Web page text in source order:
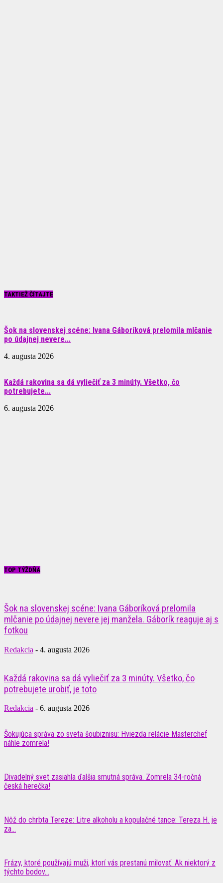
TAKTIEŽ ČÍTAJTE
Šok na slovenskej scéne: Ivana Gáboríková prelomila mlčanie
po údajnej nevere...
4. augusta 2026
Každá rakovina sa dá vyliečiť za 3 minúty. Všetko, čo
potrebujete...
6. augusta 2026
TOP TÝŽDŇA
Šok na slovenskej scéne: Ivana Gáboríková prelomila
mlčanie po údajnej nevere jej manžela. Gáborík reaguje aj s
fotkou
Redakcia - 4. augusta 2026
Každá rakovina sa dá vyliečiť za 3 minúty. Všetko, čo
potrebujete urobiť, je toto
Redakcia - 6. augusta 2026
Šokujúca správa zo sveta šoubiznisu: Hviezda relácie Masterchef
náhle zomrela!
Divadelný svet zasiahla ďalšia smutná správa. Zomrela 34-ročná
česká herečka!
Nôž do chrbta Tereze: Litre alkoholu a kopulačné tance: Tereza H. je
za...
Frázy, ktoré používajú muži, ktorí vás prestanú milovať. Ak niektorý z
týchto bodov...